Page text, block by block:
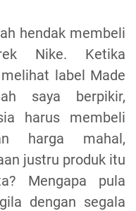
hendak membeli
Nike. Ketika
label Made
saya berpikir,
harus membeli
harga mahal,
justru produk itu
Mengapa pula
dengan segala